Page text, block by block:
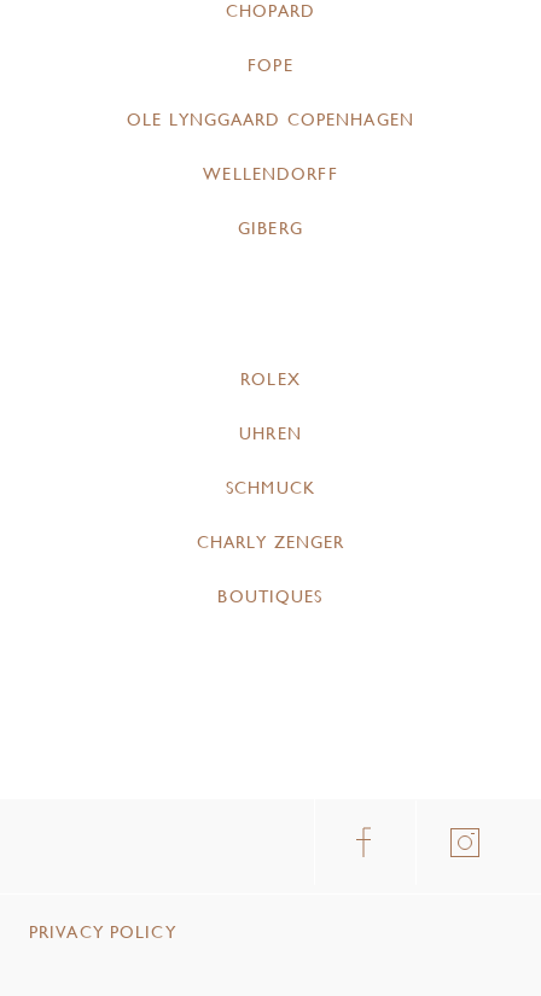
CHOPARD
FOPE
OLE LYNGGAARD COPENHAGEN
WELLENDORFF
GIBERG
ROLEX
UHREN
SCHMUCK
CHARLY ZENGER
BOUTIQUES
PRIVACY POLICY